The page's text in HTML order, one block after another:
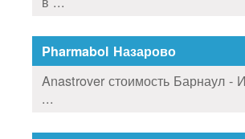
Pharmabol Назарово
Anastrover стоимость Барнаул -
...